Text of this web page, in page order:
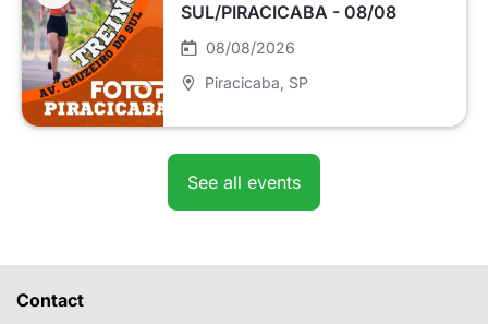
SUL/PIRACICABA - 08/08
08/08/2026
Piracicaba , SP
See all events
Contact